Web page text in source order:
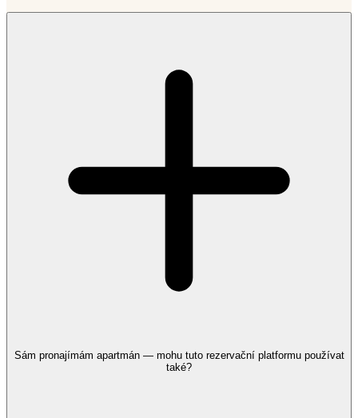
Sám pronajímám apartmán — mohu tuto rezervační platformu používat
také?